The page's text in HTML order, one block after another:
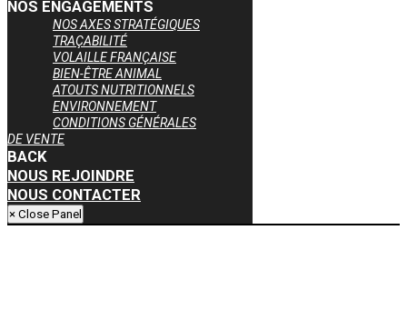
NOS ENGAGEMENTS
NOS AXES STRATÉGIQUES
TRAÇABILITÉ
VOLAILLE FRANÇAISE
BIEN-ÊTRE ANIMAL
ATOUTS NUTRITIONNELS
ENVIRONNEMENT
CONDITIONS GÉNÉRALES
DE VENTE
BACK
NOUS REJOINDRE
NOUS CONTACTER
× Close Panel